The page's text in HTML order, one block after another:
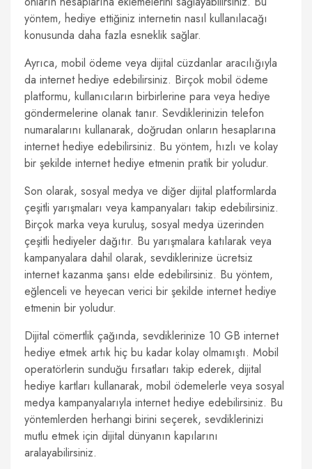
yöntem, hediye ettiğiniz internetin nasıl kullanılacağı
konusunda daha fazla esneklik sağlar.
Ayrıca, mobil ödeme veya dijital cüzdanlar aracılığıyla
da internet hediye edebilirsiniz. Birçok mobil ödeme
platformu, kullanıcıların birbirlerine para veya hediye
göndermelerine olanak tanır. Sevdiklerinizin telefon
numaralarını kullanarak, doğrudan onların hesaplarına
internet hediye edebilirsiniz. Bu yöntem, hızlı ve kolay
bir şekilde internet hediye etmenin pratik bir yoludur.
Son olarak, sosyal medya ve diğer dijital platformlarda
çeşitli yarışmaları veya kampanyaları takip edebilirsiniz.
Birçok marka veya kuruluş, sosyal medya üzerinden
çeşitli hediyeler dağıtır. Bu yarışmalara katılarak veya
kampanyalara dahil olarak, sevdiklerinize ücretsiz
internet kazanma şansı elde edebilirsiniz. Bu yöntem,
eğlenceli ve heyecan verici bir şekilde internet hediye
etmenin bir yoludur.
Dijital cömertlik çağında, sevdiklerinize 10 GB internet
hediye etmek artık hiç bu kadar kolay olmamıştı. Mobil
operatörlerin sunduğu fırsatları takip ederek, dijital
hediye kartları kullanarak, mobil ödemelerle veya sosyal
medya kampanyalarıyla internet hediye edebilirsiniz. Bu
yöntemlerden herhangi birini seçerek, sevdiklerinizi
mutlu etmek için dijital dünyanın kapılarını
aralayabilirsiniz.